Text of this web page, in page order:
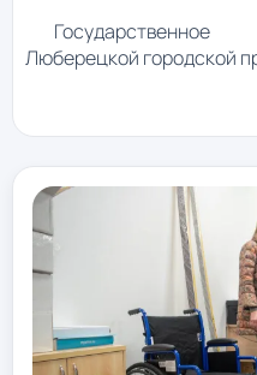
Люберецкой городской